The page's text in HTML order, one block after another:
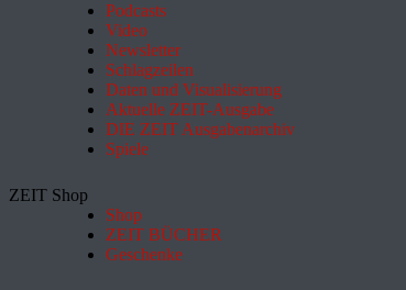
Podcasts
Video
Newsletter
Schlagzeilen
Daten und Visualisierung
Aktuelle ZEIT-Ausgabe
DIE ZEIT Ausgabenarchiv
Spiele
ZEIT Shop
Shop
ZEIT BÜCHER
Geschenke